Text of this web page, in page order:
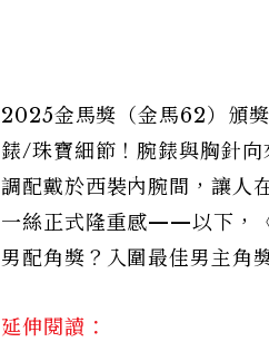
2025金馬獎（金馬62）頒
錶/珠寶細節！腕錶與胸針
調配戴於西裝內腕間，讓人
一絲正式隆重感——以下，
男配角獎？入圍最佳男主
延伸閱讀：